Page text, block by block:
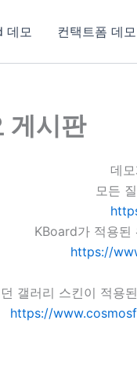
데모 컨택트폼 데모
게시판
데
모든
KBoard가 적용된
https://
던 갤러리 스킨이 적용
https://